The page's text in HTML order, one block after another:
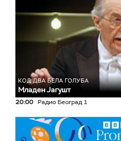
КОД ДВА БЕЛА ГОЛУБА
Младен Јагушт
20:00 Радио Београд 1